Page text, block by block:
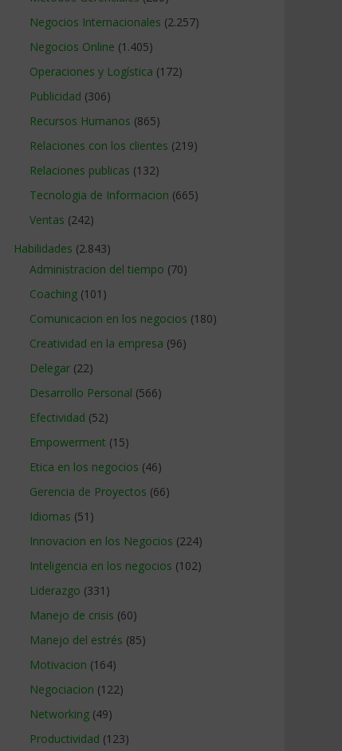
Negocios Internacionales (2.257)
Negocios Online (1.405)
Operaciones y Logística (172)
Publicidad (306)
Recursos Humanos (865)
Relaciones con los clientes (219)
Relaciones publicas (132)
Tecnologia de Informacion (665)
Ventas (242)
Habilidades (2.843)
Administracion del tiempo (70)
Coaching (101)
Comunicacion en los negocios (180)
Creatividad en la empresa (96)
Delegar (22)
Desarrollo Personal (566)
Efectividad (52)
Empowerment (15)
Etica en los negocios (46)
Gerencia de Proyectos (66)
Idiomas (51)
Innovacion en los Negocios (224)
Inteligencia en los negocios (102)
Liderazgo (331)
Manejo de crisis (60)
Manejo del estrés (85)
Motivacion (164)
Negociacion (122)
Networking (49)
Productividad (123)